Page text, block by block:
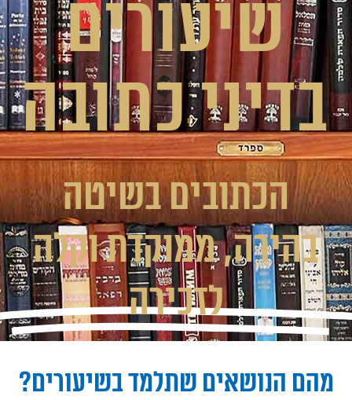
שיעורים
בדיני כתובה
הכתובים בשיטה
בהירה, ממוקדת וקלה
לזכירה
מהם הנושאים שתלמד בשיעורים?